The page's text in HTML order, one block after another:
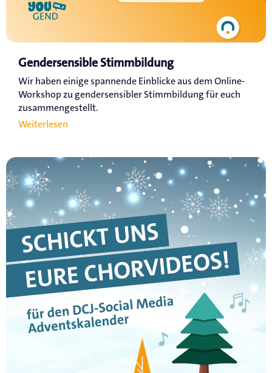
Gendersensible Stimmbildung
Wir haben einige spannende Einblicke aus dem Online-
Workshop zu gendersensibler Stimmbildung für euch
zusammengestellt.
Weiterlesen